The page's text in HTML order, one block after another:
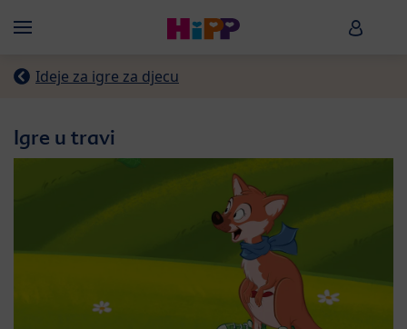
Menü HiPP
Ideje za igre za djecu
Igre u travi